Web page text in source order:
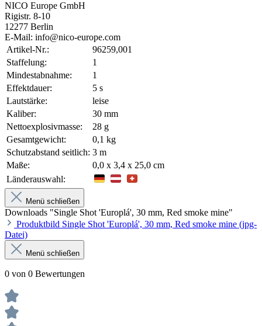
NICO Europe GmbH
Rigistr. 8-10
12277 Berlin
E-Mail: info@nico-europe.com
Artikel-Nr.:
96259,001
Staffelung:
1
Mindestabnahme:
1
Effektdauer:
5 s
Lautstärke:
leise
Kaliber:
30 mm
Nettoexplosivmasse:
28 g
Gesamtgewicht:
0,1 kg
Schutzabstand seitlich: 3 m
Maße:
0,0 x 3,4 x 25,0 cm
Länderauswahl:
Menü schließen
Downloads "Single Shot 'Europlá', 30 mm, Red smoke mine"
Produktbild Single Shot 'Europlá', 30 mm, Red smoke mine (jpg-
Datei)
Menü schließen
0 von 0 Bewertungen